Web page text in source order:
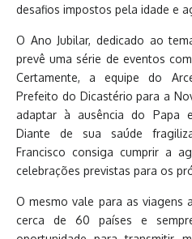
desafios impostos pela idade e
O Ano Jubilar, dedicado ao
prevê uma série de eventos
Certamente, a equipe do
Prefeito do Dicastério para a
adaptar à ausência do Papa
Diante de sua saúde
Francisco consiga cumprir a
celebrações previstas para os
O mesmo vale para as viagens
cerca de 60 países e